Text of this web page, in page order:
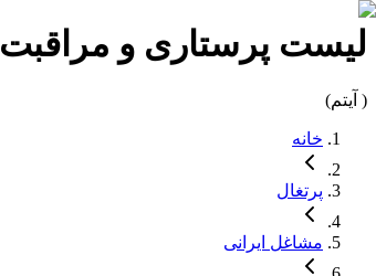
لیست پرستاری و مراقبت
( آیتم)
خانه
پرتغال
مشاغل ایرانی